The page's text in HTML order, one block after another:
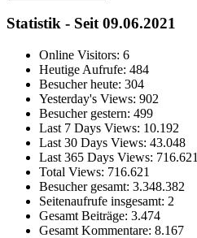
Statistik - Seit 09.06.2021
Online Visitors: 6
Heutige Aufrufe: 484
Besucher heute: 304
Yesterday's Views: 902
Besucher gestern: 499
Last 7 Days Views: 10.192
Last 30 Days Views: 43.048
Last 365 Days Views: 716.621
Total Views: 716.621
Besucher gesamt: 3.348.382
Seitenaufrufe insgesamt: 2
Gesamt Beiträge: 3.474
Gesamt Kommentare: 8.167